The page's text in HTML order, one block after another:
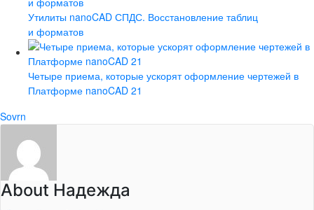
Утилиты nanoCAD СПДС. Восстановление таблиц
и форматов
Четыре приема, которые ускорят оформление чертежей в
Платформе nanoCAD 21
Sovrn
About Надежда